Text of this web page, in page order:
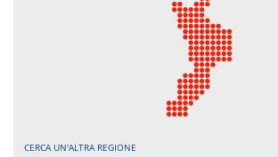
CERCA UN'ALTRA REGIONE